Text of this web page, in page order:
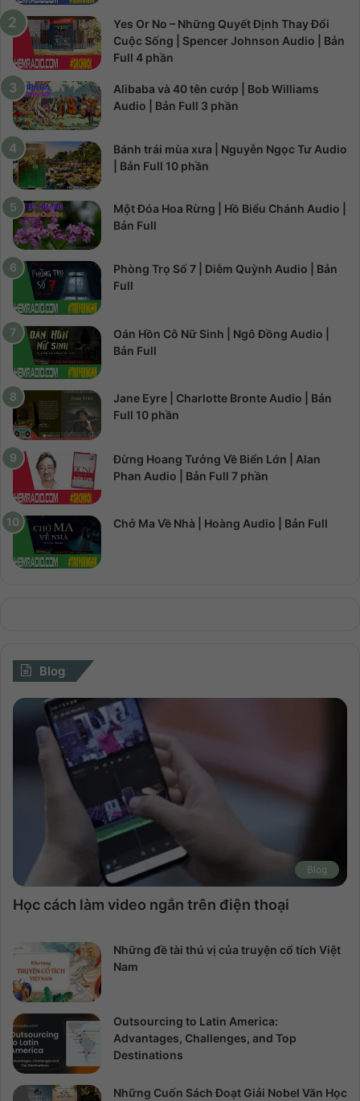
Yes Or No – Những Quyết Định Thay Đổi
Cuộc Sống | Spencer Johnson Audio | Bản
Full 4 phần
Alibaba và 40 tên cướp | Bob Williams
Audio | Bản Full 3 phần
Bánh trái mùa xưa | Nguyễn Ngọc Tư Audio
| Bản Full 10 phần
Một Đóa Hoa Rừng | Hồ Biểu Chánh Audio |
Bản Full
Phòng Trọ Số 7 | Diễm Quỳnh Audio | Bản
Full
Oán Hồn Cô Nữ Sinh | Ngô Đồng Audio |
Bản Full
Jane Eyre | Charlotte Bronte Audio | Bản
Full 10 phần
Đừng Hoang Tưởng Về Biển Lớn | Alan
Phan Audio | Bản Full 7 phần
Chở Ma Về Nhà | Hoàng Audio | Bản Full
Blog
Blog
Học cách làm video ngắn trên điện thoại
Những đề tài thú vị của truyện cổ tích Việt
Nam
Outsourcing to Latin America:
Advantages, Challenges, and Top
Destinations
Những Cuốn Sách Đoạt Giải Nobel Văn Học